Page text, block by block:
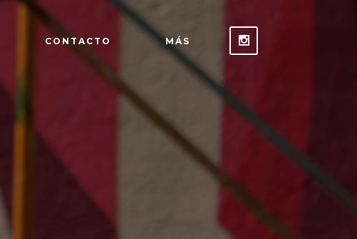
CONTACTO MÁS